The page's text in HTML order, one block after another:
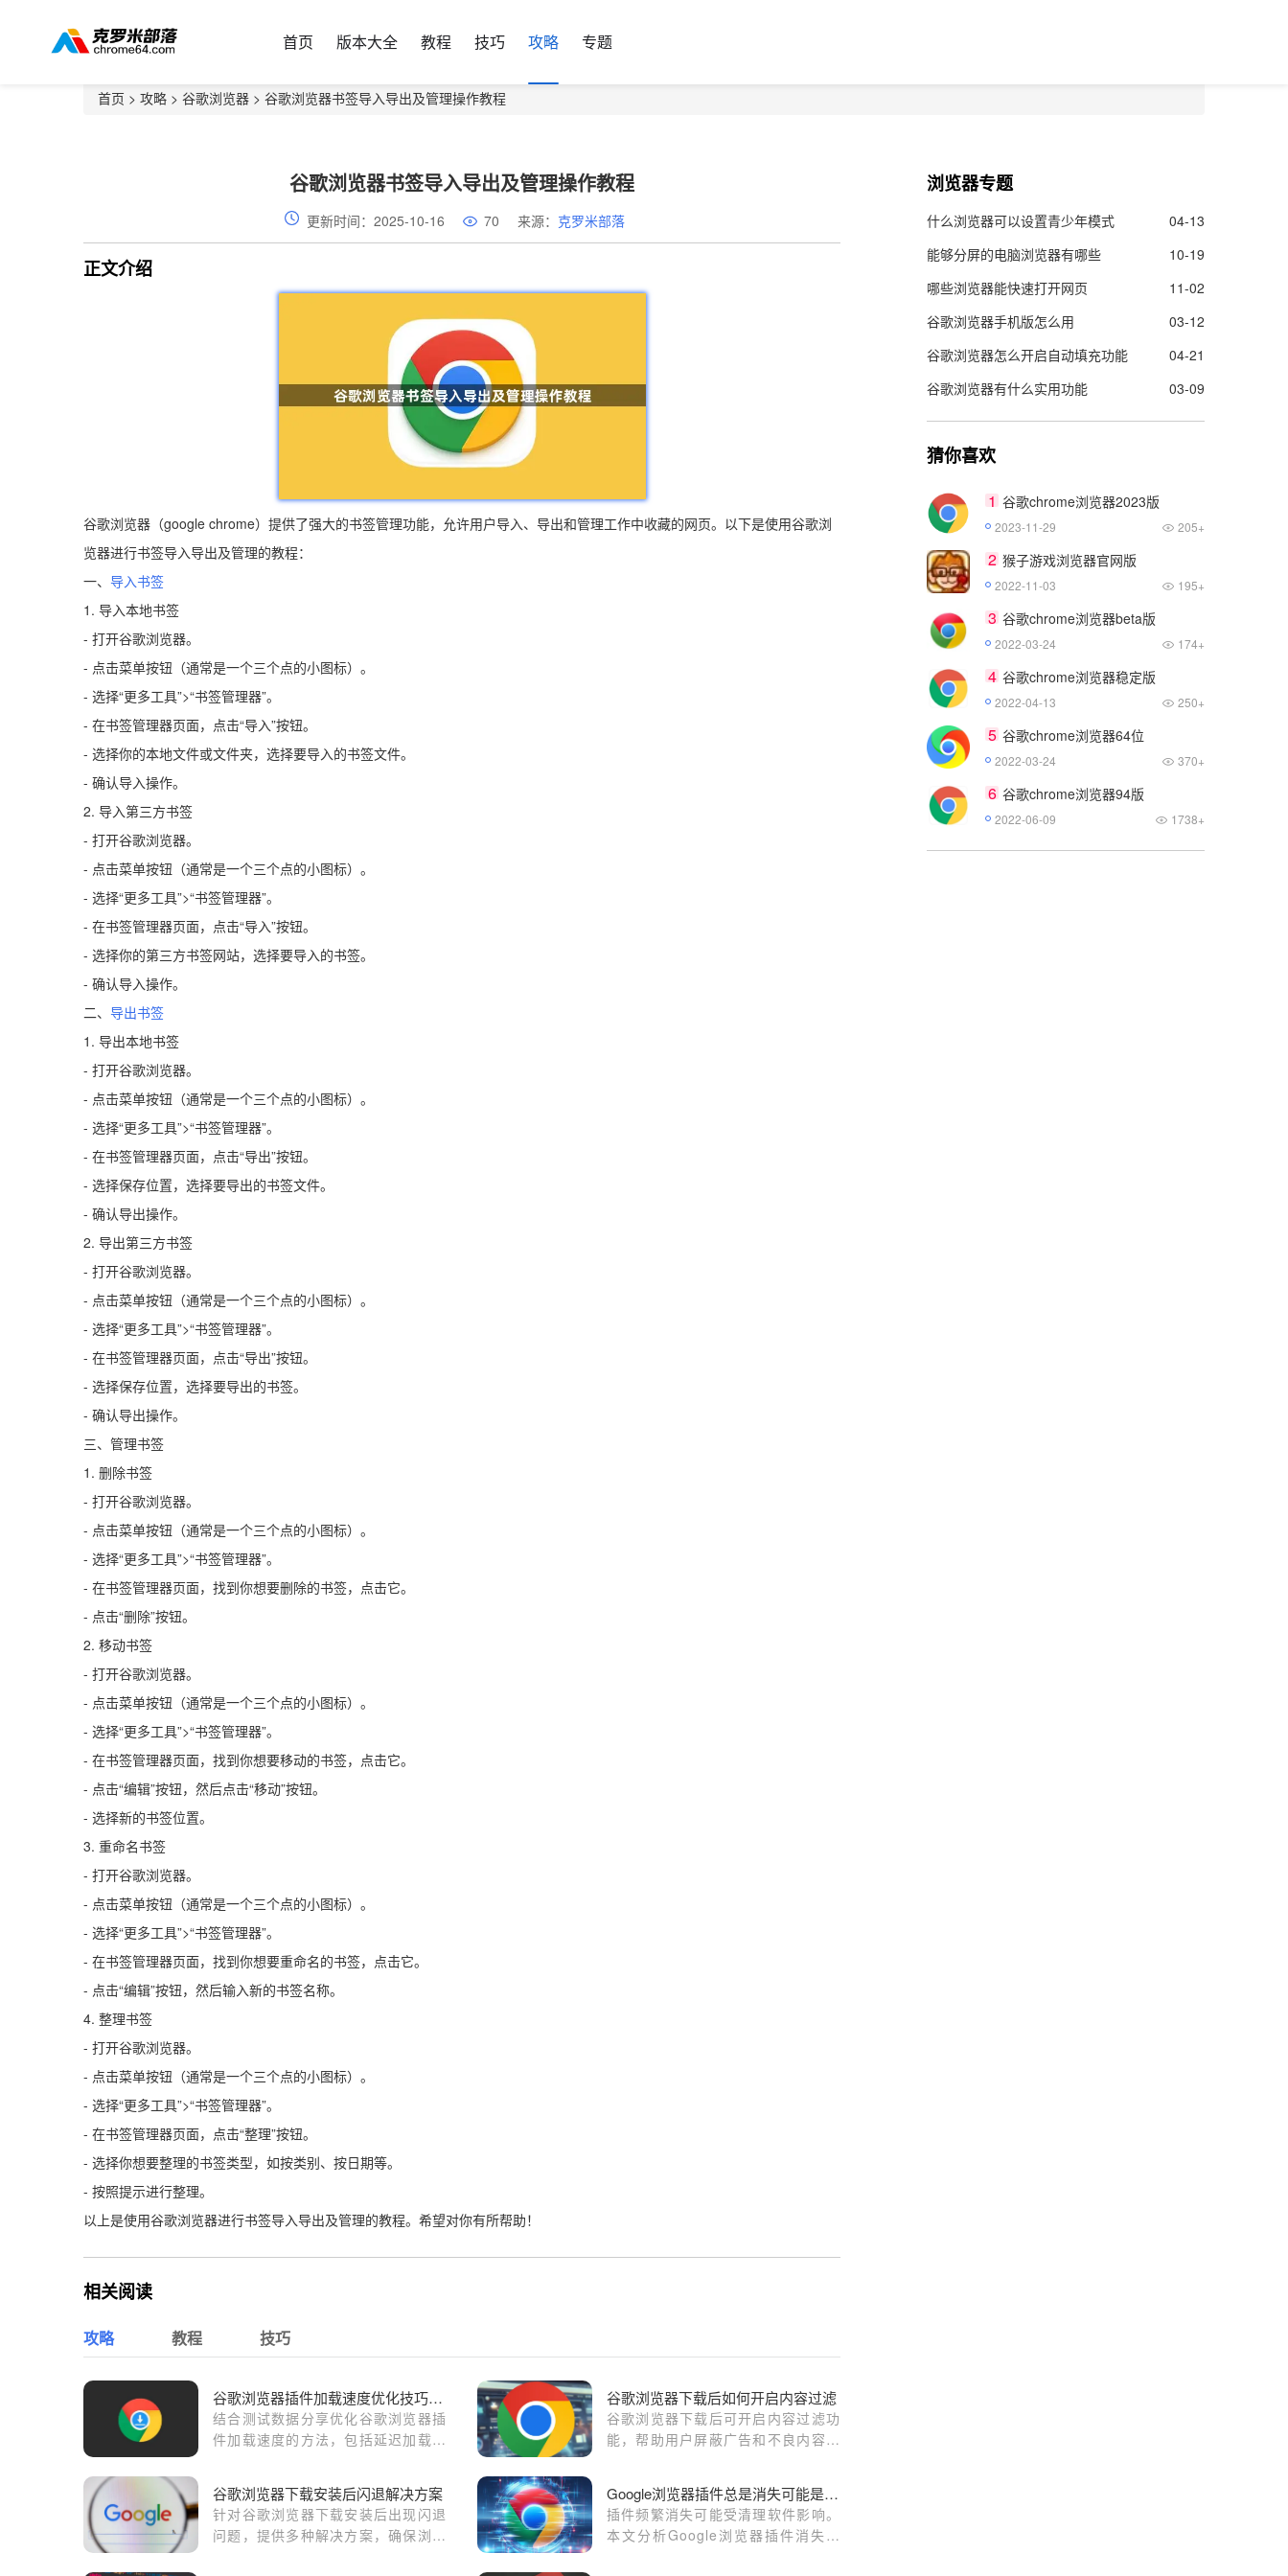
首页 版本大全 教程 技巧 攻略 专题
首页 > 攻略 > 谷歌浏览器 > 谷歌浏览器书签导入导出及管理操作教程
谷歌浏览器书签导入导出及管理操作教程
更新时间：2025-10-16 70 来源： 克罗米部落
正文介绍
谷歌浏览器（google chrome）提供了强大的书签管理功能，允许用户导入、导出和管理工作中收藏的网页。以下是使用谷歌浏
览器进行书签导入导出及管理的教程：
一、 导入书签
1. 导入本地书签
- 打开谷歌浏览器。
- 点击菜单按钮（通常是一个三个点的小图标）。
- 选择“更多工具”>“书签管理器”。
- 在书签管理器页面，点击“导入”按钮。
- 选择你的本地文件或文件夹，选择要导入的书签文件。
- 确认导入操作。
2. 导入第三方书签
- 打开谷歌浏览器。
- 点击菜单按钮（通常是一个三个点的小图标）。
- 选择“更多工具”>“书签管理器”。
- 在书签管理器页面，点击“导入”按钮。
- 选择你的第三方书签网站，选择要导入的书签。
- 确认导入操作。
二、 导出书签
1. 导出本地书签
- 打开谷歌浏览器。
- 点击菜单按钮（通常是一个三个点的小图标）。
- 选择“更多工具”>“书签管理器”。
- 在书签管理器页面，点击“导出”按钮。
- 选择保存位置，选择要导出的书签文件。
- 确认导出操作。
2. 导出第三方书签
- 打开谷歌浏览器。
- 点击菜单按钮（通常是一个三个点的小图标）。
- 选择“更多工具”>“书签管理器”。
- 在书签管理器页面，点击“导出”按钮。
- 选择保存位置，选择要导出的书签。
- 确认导出操作。
三、管理书签
1. 删除书签
- 打开谷歌浏览器。
- 点击菜单按钮（通常是一个三个点的小图标）。
- 选择“更多工具”>“书签管理器”。
- 在书签管理器页面，找到你想要删除的书签，点击它。
- 点击“删除”按钮。
2. 移动书签
- 打开谷歌浏览器。
- 点击菜单按钮（通常是一个三个点的小图标）。
- 选择“更多工具”>“书签管理器”。
- 在书签管理器页面，找到你想要移动的书签，点击它。
- 点击“编辑”按钮，然后点击“移动”按钮。
- 选择新的书签位置。
3. 重命名书签
- 打开谷歌浏览器。
- 点击菜单按钮（通常是一个三个点的小图标）。
- 选择“更多工具”>“书签管理器”。
- 在书签管理器页面，找到你想要重命名的书签，点击它。
- 点击“编辑”按钮，然后输入新的书签名称。
4. 整理书签
- 打开谷歌浏览器。
- 点击菜单按钮（通常是一个三个点的小图标）。
- 选择“更多工具”>“书签管理器”。
- 在书签管理器页面，点击“整理”按钮。
- 选择你想要整理的书签类型，如按类别、按日期等。
- 按照提示进行整理。
以上是使用谷歌浏览器进行书签导入导出及管理的教程。希望对你有所帮助！
相关阅读
攻略 教程 技巧
谷歌浏览器插件加载速度优化技巧与实测
结合测试数据分享优化谷歌浏览器插
件加载速度的方法，包括延迟加载、
谷歌浏览器下载后如何开启内容过滤
谷歌浏览器下载后可开启内容过滤功
能，帮助用户屏蔽广告和不良内容，
谷歌浏览器下载安装后闪退解决方案
针对谷歌浏览器下载安装后出现闪退
问题，提供多种解决方案，确保浏览
Google浏览器插件总是消失可能是哪些清理软件影响
插件频繁消失可能受清理软件影响。
本文分析Google浏览器插件消失的
浏览器专题
什么浏览器可以设置青少年模式
04-13
能够分屏的电脑浏览器有哪些
10-19
哪些浏览器能快速打开网页
11-02
谷歌浏览器手机版怎么用
03-12
谷歌浏览器怎么开启自动填充功能
04-21
谷歌浏览器有什么实用功能
03-09
猜你喜欢
1 谷歌chrome浏览器2023版
2023-11-29 205+
2 猴子游戏浏览器官网版
2022-11-03 195+
3 谷歌chrome浏览器beta版
2022-03-24 174+
4 谷歌chrome浏览器稳定版
2022-04-13 250+
5 谷歌chrome浏览器64位
2022-03-24 370+
6 谷歌chrome浏览器94版
2022-06-09 1738+